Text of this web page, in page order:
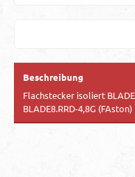
Beschreibung
Flachstecker isoliert
BLADE8.RRD-4,8G (FAston)